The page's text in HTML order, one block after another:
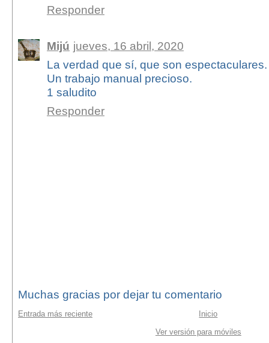
Responder
Mijú jueves, 16 abril, 2020
La verdad que sí, que son espectaculares.
Un trabajo manual precioso.
1 saludito
Responder
Muchas gracias por dejar tu comentario
Entrada más reciente
Inicio
Ver versión para móviles